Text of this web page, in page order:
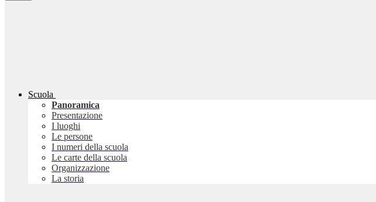
Scuola
Panoramica
Presentazione
I luoghi
Le persone
I numeri della scuola
Le carte della scuola
Organizzazione
La storia